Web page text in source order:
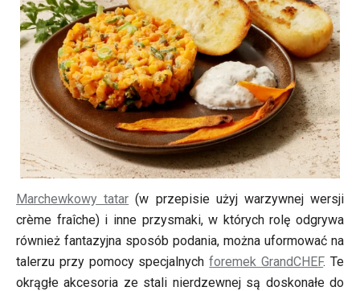
Marchewkowy tatar (w przepisie użyj warzywnej wersji
crème fraîche) i inne przysmaki, w których rolę odgrywa
również fantazyjna sposób podania, można uformować na
talerzu przy pomocy specjalnychforemek GrandCHEF. Te
okrągłe akcesoria ze stali nierdzewnej są doskonałe do